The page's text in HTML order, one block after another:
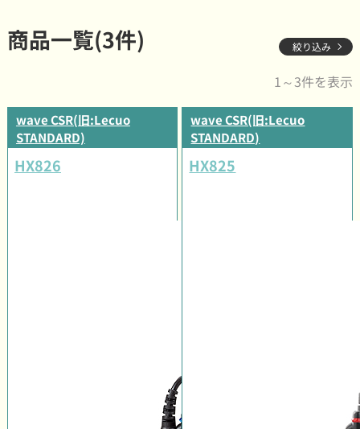
商品一覧(3件) 絞り込み
1～3件を表示
wave CSR(旧:Lecuo
STANDARD)
HX826
wave CSR(旧:Lecuo
STANDARD)
HX825